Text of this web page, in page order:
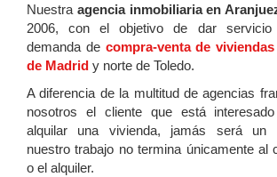
Nuestra agencia inmobiliaria en
2006, con el objetivo de dar
demanda de compra-venta de
de Madrid y norte de Toledo.
A diferencia de la multitud de agencias
nosotros el cliente que está
alquilar una vivienda, jamás será un
nuestro trabajo no termina únicamente al
o el alquiler.